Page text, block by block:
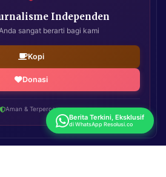
Independen
sangat berarti bagi kami
Kopi
Donasi
Aman & Terpercaya
Berita Terkini, Eksklusif
di WhatsApp Resolusi.co